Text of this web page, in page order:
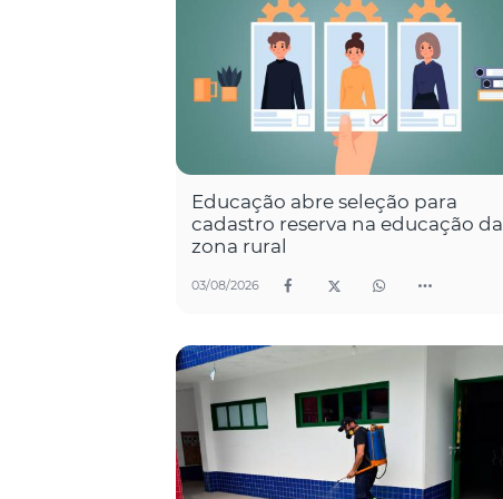
Educação abre seleção para
cadastro reserva na educação da
zona rural
03/08/2026